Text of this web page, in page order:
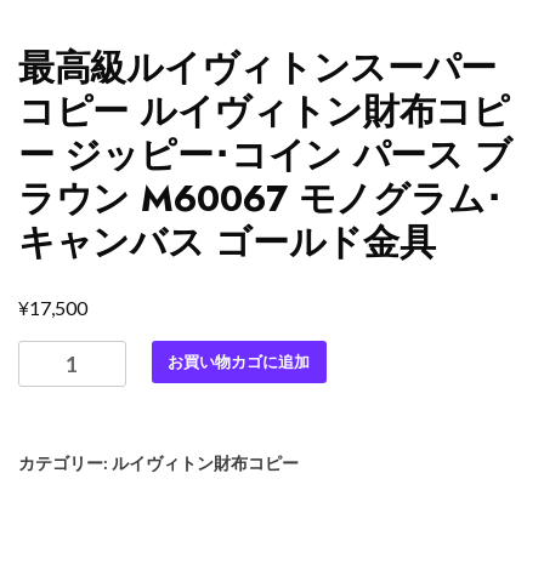
最高級ルイヴィトンスーパー
コピー ルイヴィトン財布コピ
ー ジッピー･コイン パース ブ
ラウン M60067 モノグラム･
キャンバス ゴールド金具
¥17,500
高
イ
お買い物カゴに追加
カテゴリー: ルイヴィトン財布コピー